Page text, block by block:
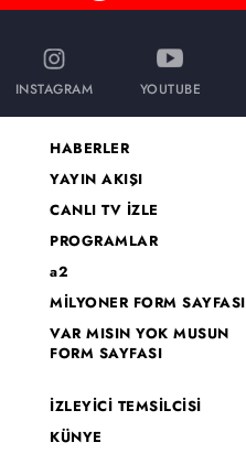
INSTAGRAM YOUTUBE
HABERLER
YAYIN AKIŞI
CANLI TV İZLE
PROGRAMLAR
a2
MİLYONER FORM SAYFASI
VAR MISIN YOK MUSUN
FORM SAYFASI
İZLEYİCİ TEMSİLCİSİ
KÜNYE